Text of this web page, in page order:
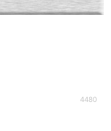
4480